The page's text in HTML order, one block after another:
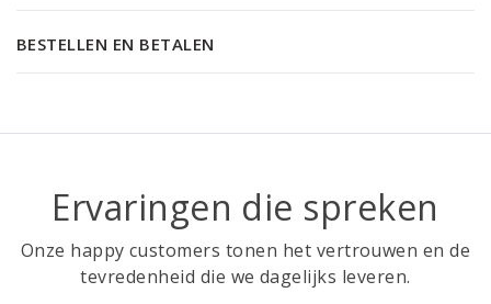
BESTELLEN EN BETALEN
Ervaringen die spreken
Onze happy customers tonen het vertrouwen en de
tevredenheid die we dagelijks leveren.